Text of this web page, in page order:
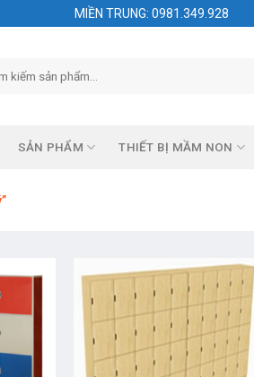
MIỀN TRUNG: 0981.349.928
SẢN PHẨM THIẾT BỊ MẦM NON